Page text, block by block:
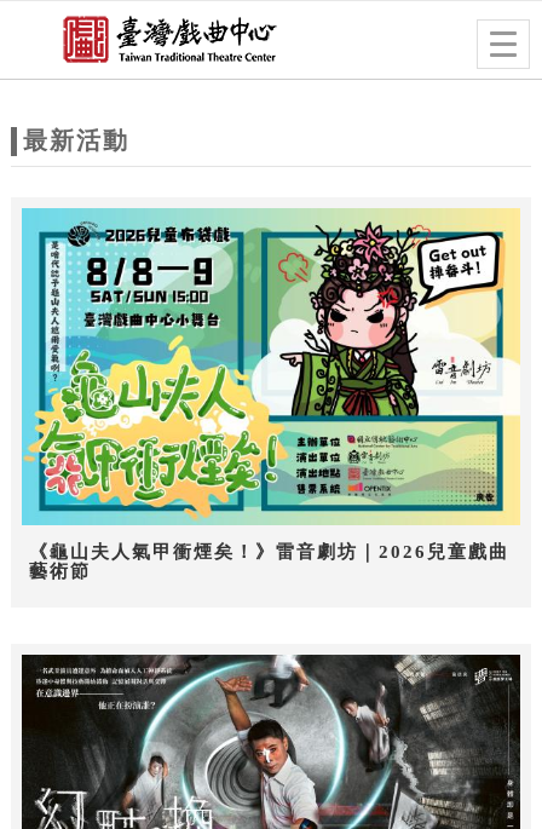
站
題
跳到主要內容
網站導覽
最新活動
《龜山夫人氣甲衝煙矣！》雷音劇坊｜2026兒童戲曲
藝術節